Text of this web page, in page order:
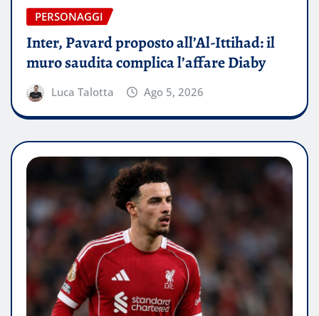
PERSONAGGI
Inter, Pavard proposto all’Al-Ittihad: il
muro saudita complica l’affare Diaby
Luca Talotta Ago 5, 2026